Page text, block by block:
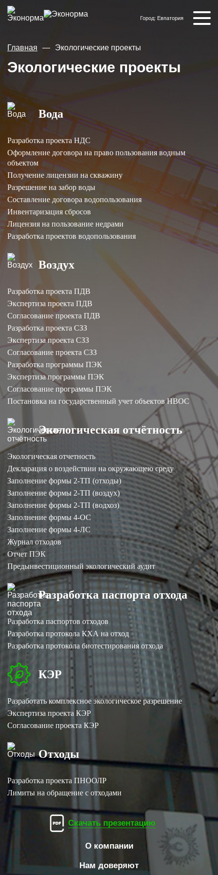
Город: Евпатория
Главная Экологические проекты
Экологические проекты
Вода
Разработка проекта НДС
Оформление договора на право пользования водным
объектом
Получение лицензии на скважину
Разрешение на забор воды
Составление договора водопользования
Инвентаризация сбросов
Лицензия на пользование недрами
Разработка проектов водопользования
Воздух
Разработка проекта ПДВ
Экспертиза проекта ПДВ
Согласование проекта ПДВ
Разработка проекта СЗЗ
Экспертиза проекта СЗЗ
Согласование проекта СЗЗ
Разработка программы ПЭК
Экспертиза программы ПЭК
Согласование программы ПЭК
Постановка на государственный учет объектов НВОС
Экологическая отчётность
Экологическая отчетность
Декларация о воздействии на окружающею среду
Заполнение формы 2-ТП (отходы)
Заполнение формы 2-ТП (воздух)
Заполнение формы 2-ТП (водхоз)
Заполнение формы 4-ОС
Заполнение формы 4-ЛС
Журнал отходов
Отчет ПЭК
Предынвестиционный экологический аудит
Разработка паспорта отхода
Разработка паспортов отходов
Разработка протокола КХА на отход
Разработка протокола биотестирования отхода
КЭР
Разработать комплексное экологическое разрешение
Экспертиза проекта КЭР
Согласование проекта КЭР
Отходы
Разработка проекта ПНООЛР
Лимиты на обращение с отходами
Скачать презентацию
О компании
Нам доверяют